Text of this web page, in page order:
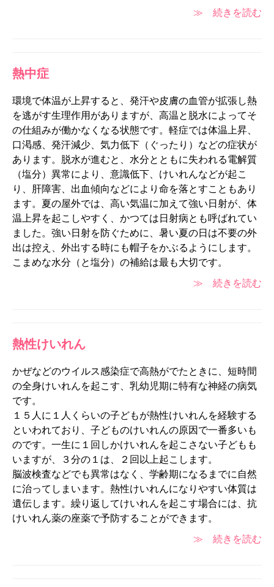
≫ 続きを読む
熱中症
環境で体温が上昇すると、発汗や皮膚の血管が拡張し熱
を逃がす生理作用がありますが、高温と脱水によってそ
の仕組みが働かなくなる状態です。軽症では体温上昇、
口渇感、発汗減少、気力低下（ぐったり）などの症状が
あります。脱水が進むと、水分とともに失われる電解質
（塩分）異常により、意識低下、けいれんなどが起こ
り、肝障害、出血傾向などにより命を落とすこともあり
ます。夏の屋外では、高い気温に加えて強い日射が、体
温上昇を起こしやすく、かつては日射病とも呼ばれてい
ました。強い日射を防ぐために、暑い夏の日は不要の外
出は控え、外出する時にも帽子をかぶるようにします。
こまめな水分（と塩分）の補給は最も大切です。
≫ 続きを読む
熱性けいれん
かぜなどのウイルス感染症で高熱がでたときに、短時間
の全身けいれんを起こす、乳幼児期に特有な神経の病気
です。
１５人に１人くらいの子どもが熱性けいれんを経験する
といわれており、子どものけいれんの原因で一番多いも
のです。一生に１回しかけいれんを起こさない子どもも
いますが、３分の１は、２回以上起こします。
脳波検査などでも異常はなく、学齢期になるまでに自然
に治ってしまいます。熱性けいれんになりやすい体質は
遺伝します。繰り返してけいれんを起こす場合には、抗
けいれん薬の座薬で予防することができます。
≫ 続きを読む